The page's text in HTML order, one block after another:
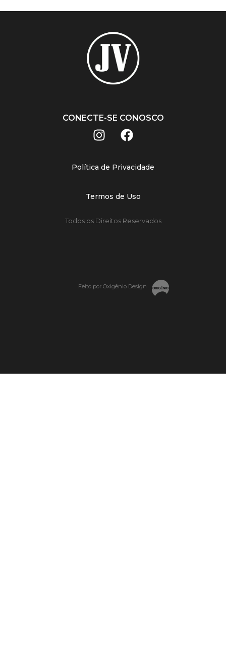
CONECTE-SE CONOSCO
Política de Privacidade
Termos de Uso
Todos os Direitos Reservados
Feito por Oxigênio Design